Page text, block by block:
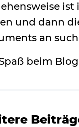
ist
und dann
an
beim